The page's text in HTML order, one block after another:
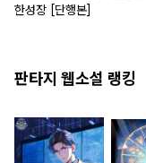
한성장 [단행본]
판타지 웹소설 랭킹